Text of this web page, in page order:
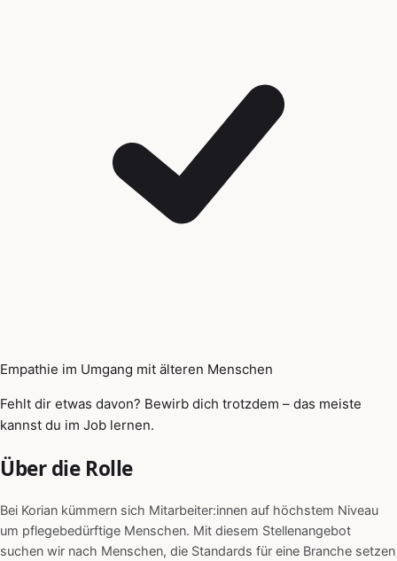
Empathie im Umgang mit älteren Menschen
Fehlt dir etwas davon? Bewirb dich trotzdem – das meiste
kannst du im Job lernen.
Über die Rolle
Bei Korian kümmern sich Mitarbeiter:innen auf höchstem Niveau
um pflegebedürftige Menschen. Mit diesem Stellenangebot
suchen wir nach Menschen, die Standards für eine Branche setzen